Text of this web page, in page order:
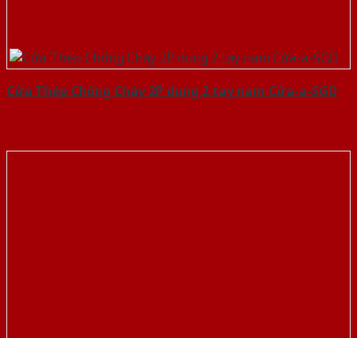
Cửa Thép Chống Cháy 2P dung 2 tay nam Cửa-a-SGD